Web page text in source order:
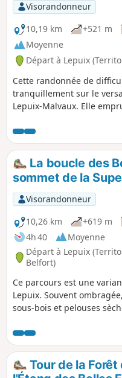
Visorandonneur
10,19 km
+521 m
Moyenne
Départ à Lepuix
Cette randonnée de
tranquillement sur le
Lepuix-Malvaux. Elle
d'avoir des belles vues sur
environnants. La forêt
d'intérêt par la majesté
résineux, elle est
La boucle des
sommet de la
Visorandonneur
10,26 km
+619 m
4h 40
Moyenne
Départ à Lepuix
Belfort)
Ce parcours est une
Lepuix. Souvent
sous-bois et pelouses
Pour les passionnée de
difficulté de la Super
Tour de la